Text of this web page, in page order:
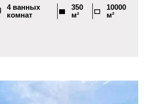
4 ванных
комнат
350
м²
10000
м²